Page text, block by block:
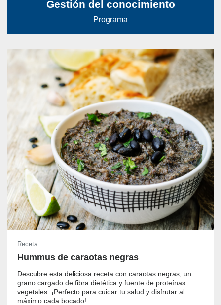
Gestión del conocimiento
Programa
temas de alimentación, nutrición y desarrollo
psico-social.
Receta
Hummus de caraotas negras
Descubre esta deliciosa receta con caraotas negras, un
grano cargado de fibra dietética y fuente de proteínas
vegetales. ¡Perfecto para cuidar tu salud y disfrutar al
máximo cada bocado!